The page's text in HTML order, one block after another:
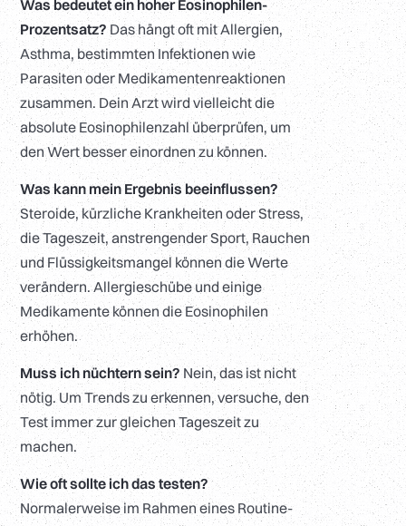
Was bedeutet ein hoher Eosinophilen-
Prozentsatz? Das hängt oft mit Allergien,
Asthma, bestimmten Infektionen wie
Parasiten oder Medikamentenreaktionen
zusammen. Dein Arzt wird vielleicht die
absolute Eosinophilenzahl überprüfen, um
den Wert besser einordnen zu können.
Was kann mein Ergebnis beeinflussen?
Steroide, kürzliche Krankheiten oder Stress,
die Tageszeit, anstrengender Sport, Rauchen
und Flüssigkeitsmangel können die Werte
verändern. Allergieschübe und einige
Medikamente können die Eosinophilen
erhöhen.
Muss ich nüchtern sein? Nein, das ist nicht
nötig. Um Trends zu erkennen, versuche, den
Test immer zur gleichen Tageszeit zu
machen.
Wie oft sollte ich das testen?
Normalerweise im Rahmen eines Routine-